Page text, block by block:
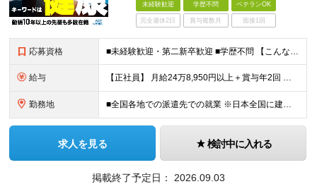
未経験歓迎 学歴不問 ベテランOK
完全週休2日 賞与複数月 面接1回
応募資格 ■未経験歓迎・第二新卒歓迎 ■学歴不問 【こんな方はぜひご応募ください】 ■大手ゼネコンのプロジェクトに関わってみたい ■福利厚生が整った会社で働きたい ■年収アップを狙いたい ■スケールの大きな仕
給与 【正社員】 月給24万8,950円以上＋賞与年2回 ※年齢・経験・スキル等を考慮の上、当社規定により決定します。 ※残業代、通勤交通費は別途全額支給しています。 【契約社員】 月給28万2,080円
勤務地 ■全国各地での派遣先での就業 ※日本全国に建設技術者のニーズがあります。U・Iターン希望の方も歓迎しておりますので、ご希望を気軽にお聞かせください。 ◆本社／東京都港区赤坂3-8-15 THE AK
求人を見る 検討中に入れる
掲載終了予定日： 2026.09.03